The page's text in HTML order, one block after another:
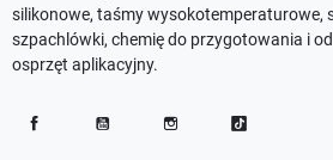
silikonowe, taśmy wysokotemperaturowe,
szpachlówki, chemię do przygotowania i
osprzęt aplikacyjny.